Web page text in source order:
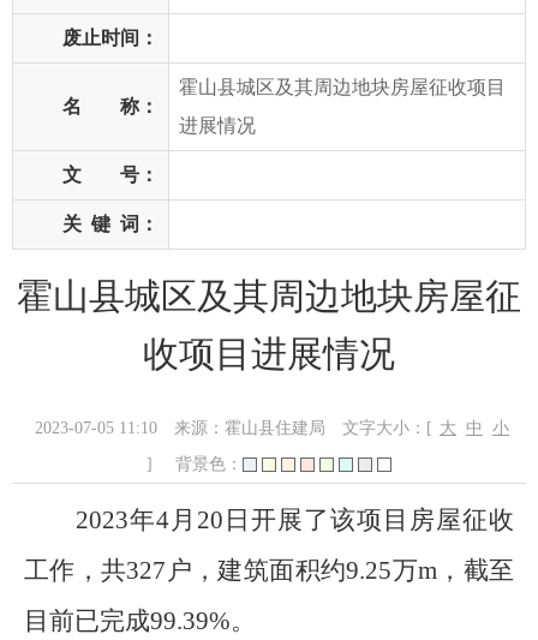
废止时间：
名 称：
霍山县城区及其周边地块房屋征收项目
进展情况
文 号：
关 键 词：
霍山县城区及其周边地块房屋征
收项目进展情况
2023-07-05 11:10 来源：霍山县住建局 文字大小：[ 大 中
小
]
背景色：
2023年4月 20 日 开展了该项目房屋征收
工作，共327户，建筑面积约9.25万m，截至
目前已完成99.39%。